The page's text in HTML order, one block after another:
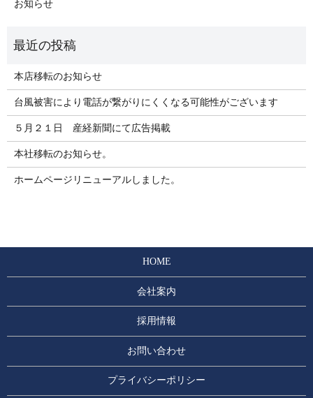
お知らせ
本店移転のお知らせ
台風被害により電話が繋がりにくくなる可能性がございます
５月２１日 産経新聞にて広告掲載
本社移転のお知らせ。
ホームページリニューアルしました。
HOME
会社案内
採用情報
お問い合わせ
プライバシーポリシー